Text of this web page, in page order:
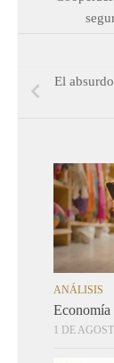
El
ANÁLISIS
Economía
1 DE